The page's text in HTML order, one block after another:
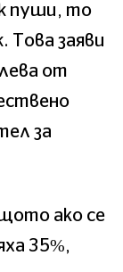
пуши, то
Това заяви
от
за
ако се
35%,